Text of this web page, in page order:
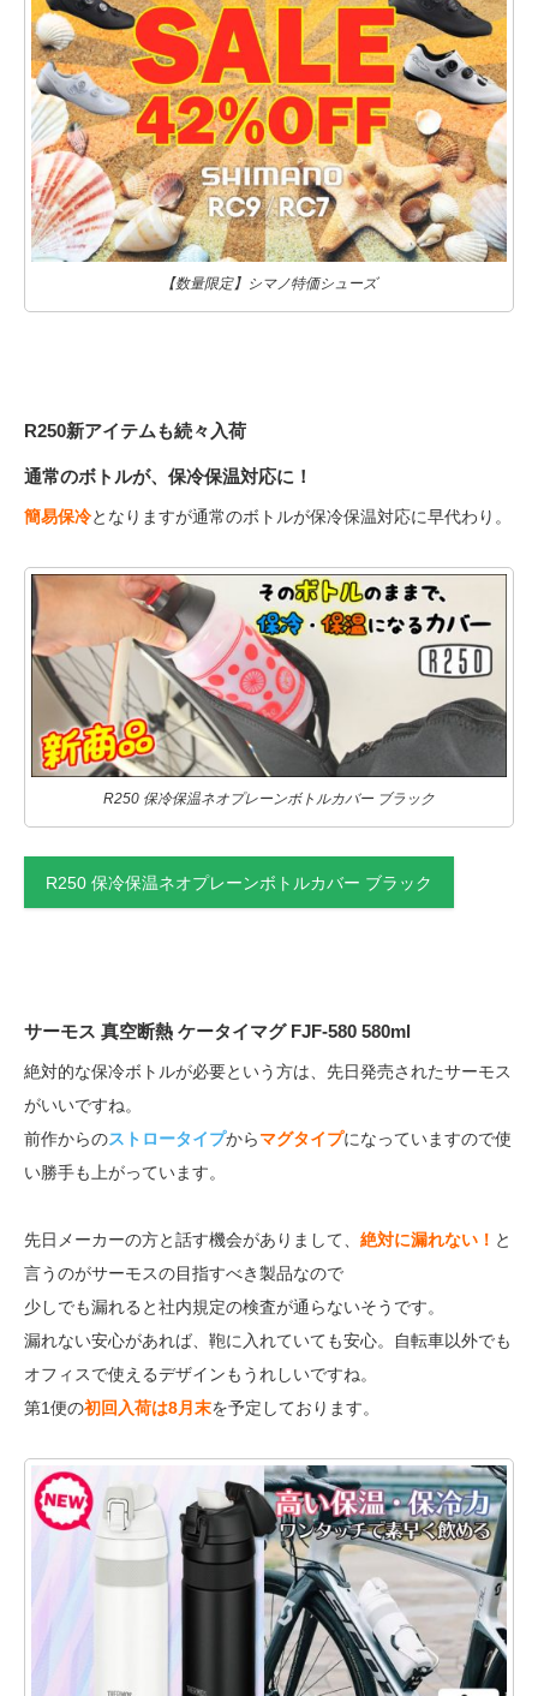
【数量限定】シマノ特価シューズ
R250新アイテムも続々入荷
通常のボトルが、保冷保温対応に！
簡易保冷となりますが通常のボトルが保冷保温対応に早代わり。
R250 保冷保温ネオプレーンボトルカバー ブラック
R250 保冷保温ネオプレーンボトルカバー ブラック
サーモス 真空断熱 ケータイマグ FJF-580 580ml
絶対的な保冷ボトルが必要という方は、先日発売されたサーモス
がいいですね。
前作からのストロータイプからマグタイプになっていますので使
い勝手も上がっています。
先日メーカーの方と話す機会がありまして、 絶対に漏れない！ と
言うのがサーモスの目指すべき製品なので
少しでも漏れると社内規定の検査が通らないそうです。
漏れない安心があれば、鞄に入れていても安心。自転車以外でも
オフィスで使えるデザインもうれしいですね。
第1便の初回入荷は8月末を予定しております。